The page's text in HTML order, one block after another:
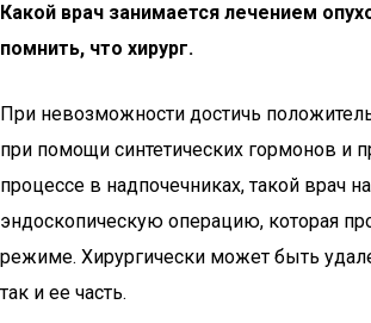
Какой врач занимается лечением
помнить, что хирург.
При невозможности достичь
при помощи синтетических гормонов и
процессе в надпочечниках, такой врач
эндоскопическую операцию, которая
режиме. Хирургически может быть
так и ее часть.